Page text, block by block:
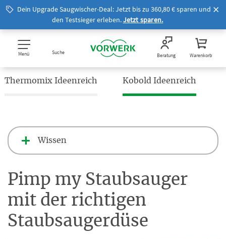
Dein Upgrade Saugwischer-Deal: Jetzt bis zu 360,80 € sparen und
den Testsieger erleben.Jetzt sparen.
Menü Suche Beratung Warenkorb
Thermomix Ideenreich Kobold Ideenreich
Wissen
Pimp my Staubsauger
mit der richtigen
Staubsaugerdüse